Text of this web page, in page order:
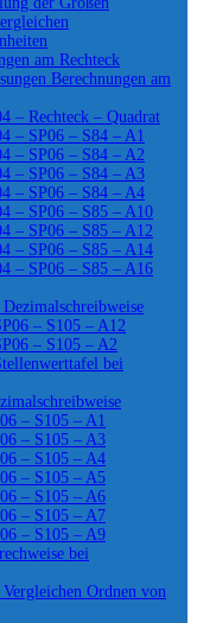
am Rechteck
Berechnungen am
– Rechteck – Quadrat
– SP06 – S84 – A1
– SP06 – S84 – A2
– SP06 – S84 – A3
– SP06 – S84 – A4
– SP06 – S85 – A10
– SP06 – S85 – A12
– SP06 – S85 – A14
– SP06 – S85 – A16
– S105 – A12
– S105 – A2
bei
– S105 – A1
– S105 – A3
– S105 – A4
– S105 – A5
– S105 – A6
– S105 – A7
– S105 – A9
bei
Ordnen von